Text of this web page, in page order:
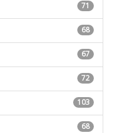
71
68
67
72
103
68